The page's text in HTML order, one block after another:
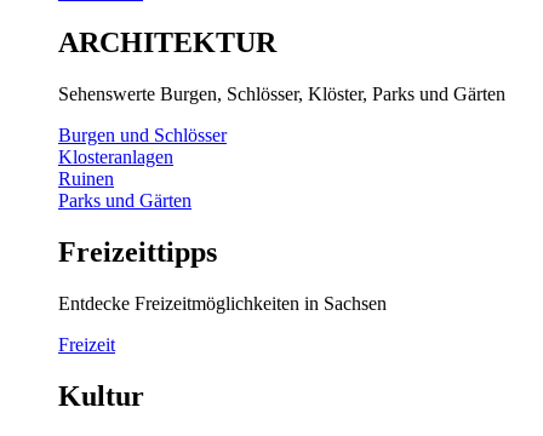
ARCHITEKTUR
Sehenswerte Burgen, Schlösser, Klöster, Parks und Gärten
Burgen und Schlösser
Klosteranlagen
Ruinen
Parks und Gärten
Freizeittipps
Entdecke Freizeitmöglichkeiten in Sachsen
Freizeit
Kultur